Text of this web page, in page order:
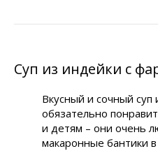
Суп из индейки с
Вкусный и сочный
обязательно
и детям – они очень
макаронные бантики